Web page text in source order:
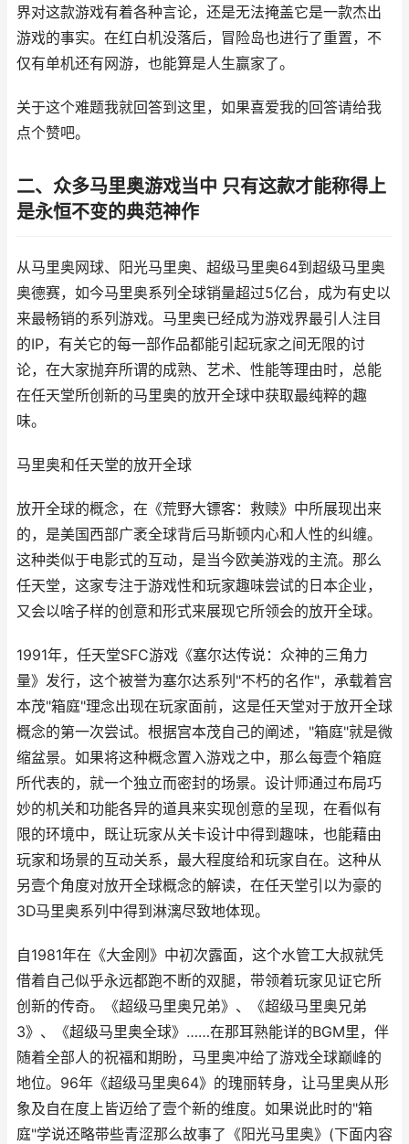
界对这款游戏有着各种言论，还是无法掩盖它是一款杰出
游戏的事实。在红白机没落后，冒险岛也进行了重置，不
仅有单机还有网游，也能算是人生赢家了。
关于这个难题我就回答到这里，如果喜爱我的回答请给我
点个赞吧。
二、众多马里奥游戏当中 只有这款才能称得上
是永恒不变的典范神作
从马里奥网球、阳光马里奥、超级马里奥64到超级马里奥
奥德赛，如今马里奥系列全球销量超过5亿台，成为有史以
来最畅销的系列游戏。马里奥已经成为游戏界最引人注目
的IP，有关它的每一部作品都能引起玩家之间无限的讨
论，在大家抛弃所谓的成熟、艺术、性能等理由时，总能
在任天堂所创新的马里奥的放开全球中获取最纯粹的趣
味。
马里奥和任天堂的放开全球
放开全球的概念，在《荒野大镖客：救赎》中所展现出来
的，是美国西部广袤全球背后马斯顿内心和人性的纠缠。
这种类似于电影式的互动，是当今欧美游戏的主流。那么
任天堂，这家专注于游戏性和玩家趣味尝试的日本企业，
又会以啥子样的创意和形式来展现它所领会的放开全球。
1991年，任天堂SFC游戏《塞尔达传说：众神的三角力
量》发行，这个被誉为塞尔达系列"不朽的名作"，承载着宫
本茂"箱庭"理念出现在玩家面前，这是任天堂对于放开全球
概念的第一次尝试。根据宫本茂自己的阐述，"箱庭"就是微
缩盆景。如果将这种概念置入游戏之中，那么每壹个箱庭
所代表的，就一个独立而密封的场景。设计师通过布局巧
妙的机关和功能各异的道具来实现创意的呈现，在看似有
限的环境中，既让玩家从关卡设计中得到趣味，也能藉由
玩家和场景的互动关系，最大程度给和玩家自在。这种从
另壹个角度对放开全球概念的解读，在任天堂引以为豪的
3D马里奥系列中得到淋漓尽致地体现。
自1981年在《大金刚》中初次露面，这个水管工大叔就凭
借着自己似乎永远都跑不断的双腿，带领着玩家见证它所
创新的传奇。《超级马里奥兄弟》、《超级马里奥兄弟
3》、《超级马里奥全球》……在那耳熟能详的BGM里，伴
随着全部人的祝福和期盼，马里奥冲给了游戏全球巅峰的
地位。96年《超级马里奥64》的瑰丽转身，让马里奥从形
象及自在度上皆迈给了壹个新的维度。如果说此时的"箱
庭"学说还略带些青涩那么故事了《阳光马里奥》(下面内容